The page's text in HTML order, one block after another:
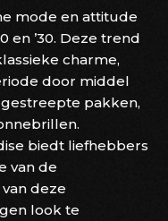
mode en attitude
en ’30. Deze trend
charme,
door middel
pakken,
biedt liefhebbers
van de
deze
look te